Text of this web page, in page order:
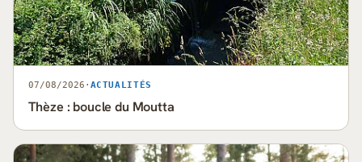
07/08/2026 · ACTUALITÉS
Thèze : boucle du Moutta